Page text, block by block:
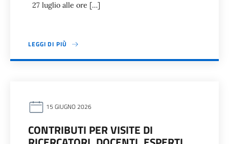
27 luglio alle ore […]
LEGGI DI PIÙ
15 GIUGNO 2026
CONTRIBUTI PER VISITE DI